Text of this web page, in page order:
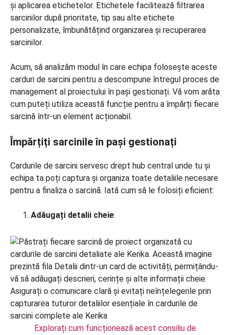
și aplicarea etichetelor. Etichetele facilitează filtrarea
sarcinilor după prioritate, tip sau alte etichete
personalizate, îmbunătățind organizarea și recuperarea
sarcinilor.
Acum, să analizăm modul în care echipa folosește aceste
carduri de sarcini pentru a descompune întregul proces de
management al proiectului în pași gestionați. Vă vom arăta
cum puteți utiliza această funcție pentru a împărți fiecare
sarcină într-un element acționabil.
Împărțiți sarcinile în pași gestionați
Cardurile de sarcini servesc drept hub central unde tu și
echipa ta poți captura și organiza toate detaliile necesare
pentru a finaliza o sarcină. Iată cum să le folosiți eficient:
Adăugați detalii cheie:
Explorați cum funcționează acest consiliu de